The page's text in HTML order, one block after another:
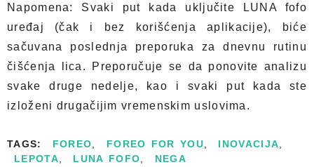
Napomena: Svaki put kada uključite LUNA fofo
uređaj (čak i bez korišćenja aplikacije), biće
sačuvana poslednja preporuka za dnevnu rutinu
čišćenja lica. Preporučuje se da ponovite analizu
svake druge nedelje, kao i svaki put kada ste
izloženi drugačijim vremenskim uslovima.
TAGS: FOREO FOREO FOR YOU INOVACIJA
LEPOTA
LUNA FOFO NEGA